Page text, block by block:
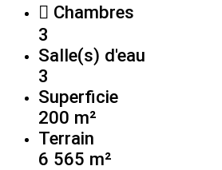
Chambres
3
Salle(s) d'eau
3
Superficie
200 m²
Terrain
6 565 m²